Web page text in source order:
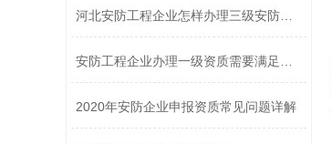
2020年安防企业申报资质常见问题详解